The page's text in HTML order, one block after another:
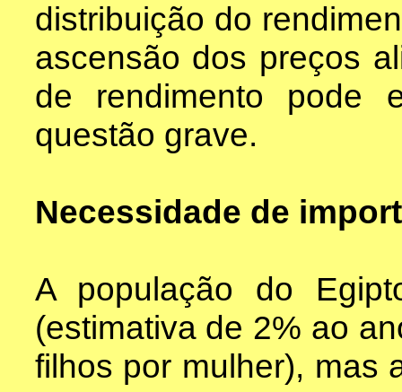
distribuição do
ascensão dos preços
de rendimento pode
questão grave.
Necessidade de
A população do
(estimativa de 2% ao
filhos por mulher), mas